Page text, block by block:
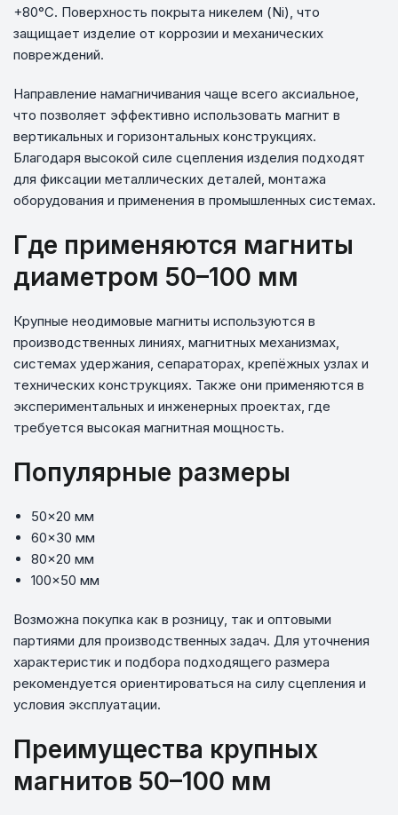
+80°C. Поверхность покрыта никелем (Ni), что
защищает изделие от коррозии и механических
повреждений.
Направление намагничивания чаще всего аксиальное,
что позволяет эффективно использовать магнит в
вертикальных и горизонтальных конструкциях.
Благодаря высокой силе сцепления изделия подходят
для фиксации металлических деталей, монтажа
оборудования и применения в промышленных системах.
Где применяются магниты
диаметром 50–100 мм
Крупные неодимовые магниты используются в
производственных линиях, магнитных механизмах,
системах удержания, сепараторах, крепёжных узлах и
технических конструкциях. Также они применяются в
экспериментальных и инженерных проектах, где
требуется высокая магнитная мощность.
Популярные размеры
50×20 мм
60×30 мм
80×20 мм
100×50 мм
Возможна покупка как в розницу, так и оптовыми
партиями для производственных задач. Для уточнения
характеристик и подбора подходящего размера
рекомендуется ориентироваться на силу сцепления и
условия эксплуатации.
Преимущества крупных
магнитов 50–100 мм